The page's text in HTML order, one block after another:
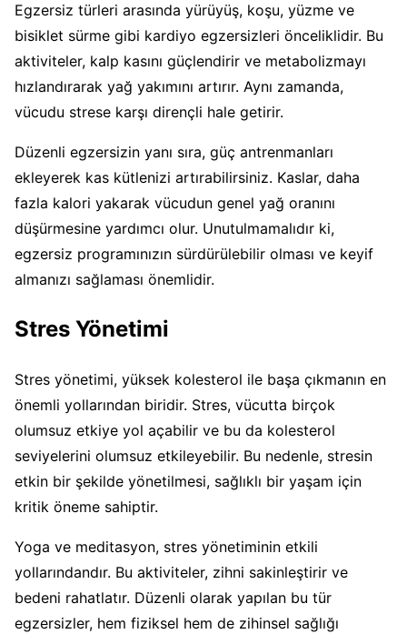
Egzersiz türleri arasında yürüyüş, koşu, yüzme ve
bisiklet sürme gibi kardiyo egzersizleri önceliklidir. Bu
aktiviteler, kalp kasını güçlendirir ve metabolizmayı
hızlandırarak yağ yakımını artırır. Aynı zamanda,
vücudu strese karşı dirençli hale getirir.
Düzenli egzersizin yanı sıra, güç antrenmanları
ekleyerek kas kütlenizi artırabilirsiniz. Kaslar, daha
fazla kalori yakarak vücudun genel yağ oranını
düşürmesine yardımcı olur. Unutulmamalıdır ki,
egzersiz programınızın sürdürülebilir olması ve keyif
almanızı sağlaması önemlidir.
Stres Yönetimi
Stres yönetimi, yüksek kolesterol ile başa çıkmanın en
önemli yollarından biridir. Stres, vücutta birçok
olumsuz etkiye yol açabilir ve bu da kolesterol
seviyelerini olumsuz etkileyebilir. Bu nedenle, stresin
etkin bir şekilde yönetilmesi, sağlıklı bir yaşam için
kritik öneme sahiptir.
Yoga ve meditasyon, stres yönetiminin etkili
yollarındandır. Bu aktiviteler, zihni sakinleştirir ve
bedeni rahatlatır. Düzenli olarak yapılan bu tür
egzersizler, hem fiziksel hem de zihinsel sağlığı